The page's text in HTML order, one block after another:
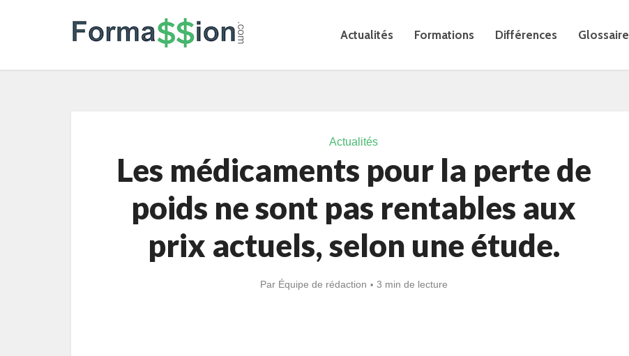
Actualités Formations Différences Glossaire
Actualités
Les médicaments pour la perte de
poids ne sont pas rentables aux
prix actuels, selon une étude.
Par Équipe de rédaction 3 min de lecture